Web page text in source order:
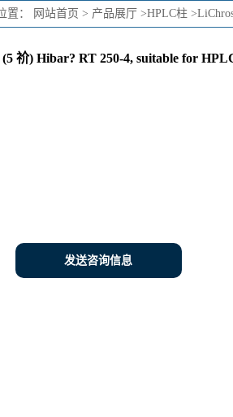
置： 网站首页 > 产品展厅 >HPLC柱 >
祄) Hibar? RT 250-4, suitable for
发送咨询信息